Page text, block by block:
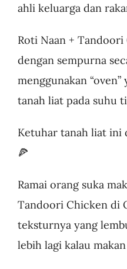
ahli keluarga dan
Roti Naan +
dengan sempurna
menggunakan
tanah liat pada suhu
Ketuhar tanah liat ini
🍕
Ramai orang suka
Tandoori Chicken di
teksturnya yang
lebih lagi kalau